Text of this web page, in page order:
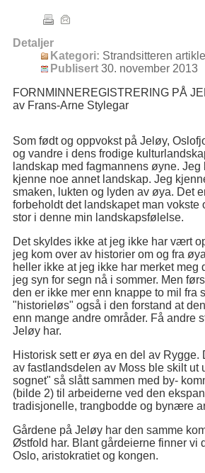
Detaljer
Kategori: Strandsitteren
Publisert 30. november 2013
FORNMINNEREGISTRERING PÅ
av Frans-Arne Stylegar
Som født og oppvokst på Jeløy,
og vandre i dens frodige
landskap med fagmannens øyne.
kjenne noe annet landskap. Jeg
smaken, lukten og lyden av øya. Det
forbeholdt det landskapet man
stor i denne min landskapsfølelse.
Det skyldes ikke at jeg ikke har vært
jeg kom over av historier om og fra
heller ikke at jeg ikke har merket
jeg syn for segn nå i sommer. Men
den er ikke mer enn knappe to mil fra
"historieløs" også i den forstand at
enn mange andre områder. Få andre
Jeløy har.
Historisk sett er øya en del av
av fastlandsdelen av Moss ble skilt ut
sognet" så slått sammen med by-
(bilde 2) til arbeiderne ved den
tradisjonelle, trangbodde og bynære
Gårdene på Jeløy har den samme
Østfold har. Blant gårdeierne finner vi
Oslo, aristokratiet og kongen.